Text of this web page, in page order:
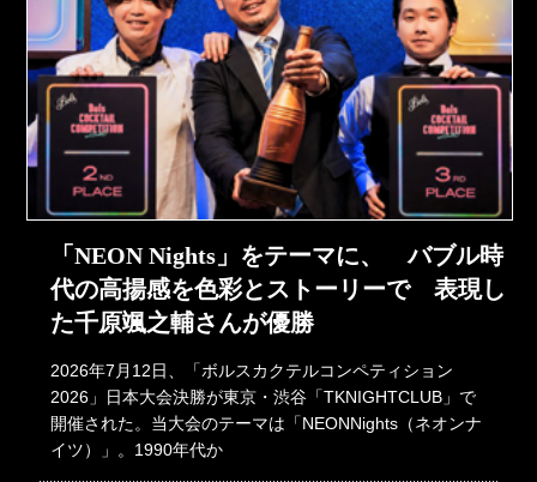
「NEON Nights」をテーマに、 バブル時
代の高揚感を色彩とストーリーで 表現し
た千原颯之輔さんが優勝
2026年7月12日、「ボルスカクテルコンペティション
2026」日本大会決勝が東京・渋谷「TKNIGHTCLUB」で
開催された。当大会のテーマは「NEONNights（ネオンナ
イツ）」。1990年代か